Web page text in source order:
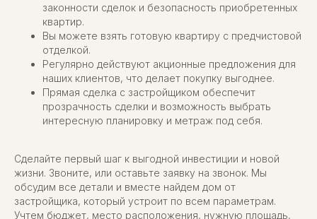
законности сделок и безопасность приобретенных
квартир.
Вы можете взять готовую квартиру с предчистовой
отделкой.
Регулярно действуют акционные предложения для
наших клиентов, что делает покупку выгоднее.
Прямая сделка с застройщиком обеспечит
прозрачность сделки и возможность выбрать
интересную планировку и метраж под себя.
Сделайте первый шаг к выгодной инвестиции и новой
жизни. Звоните, или оставьте заявку на звонок. Мы
обсудим все детали и вместе найдем дом от
застройщика, который устроит по всем параметрам.
Учтем бюджет, место расположения, нужную площадь,